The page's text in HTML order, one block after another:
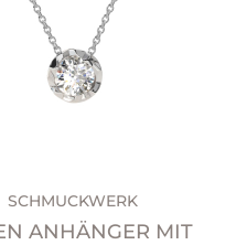
SCHMUCKWERK
ANHÄNGER MIT